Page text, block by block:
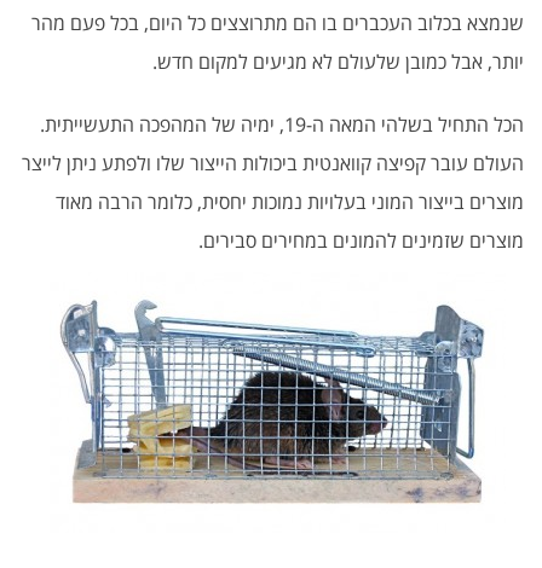
שנמצא בכלוב העכברים בו הם מתרוצצים כל היום, בכל פעם מהר
יותר, אבל כמובן שלעולם לא מגיעים למקום חדש.
הכל התחיל בשלהי המאה ה-19, ימיה של המהפכה התעשייתית.
העולם עובר קפיצה קוואנטית ביכולות הייצור שלו ולפתע ניתן לייצר
מוצרים בייצור המוני בעלויות נמוכות יחסית, כלומר הרבה מאוד
מוצרים שזמינים להמונים במחירים סבירים.